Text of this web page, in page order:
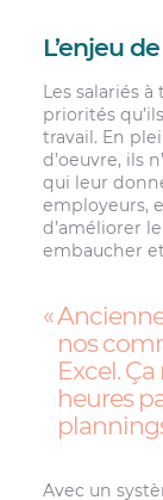
L’enjeu
Les salariés
priorités
travail. En
d’oeuvre, ils
qui leur
employeurs,
d’améliorer
embaucher
nos
Excel.
heures
Avec un